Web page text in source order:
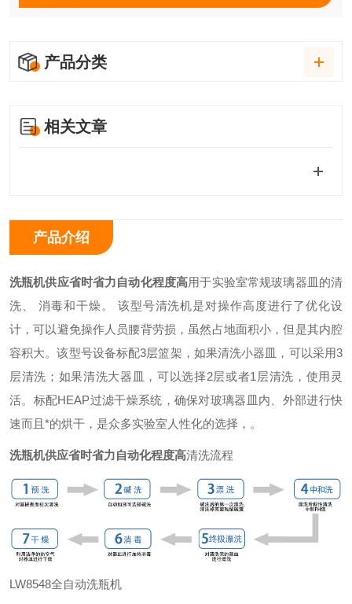
产品分类
相关文章
产品介绍
洗瓶机供应省时省力自动化程度高用于实验室常规玻璃器皿的清
洗、 消毒和干燥。 该型号清洗机是对操作高度进行了优化设
计，可以避免操作人员腰背劳损，虽然占地面积小，但是其内腔
容积大。该型号设备标配3层篮架，如果清洗小器皿，可以采用3
层清洗；如果清洗大器皿，可以选择2层或者1层清洗，使用灵
活。标配HEAP过滤干燥系统，确保对玻璃器皿内、外部进行快
速而且*的烘干，是众多实验室人性化的选择，。
洗瓶机供应省时省力自动化程度高清洗流程
LW8548全自动洗瓶机